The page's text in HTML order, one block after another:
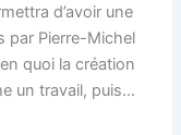
d’avoir une
par Pierre-Michel
quoi la création
un travail, puis…